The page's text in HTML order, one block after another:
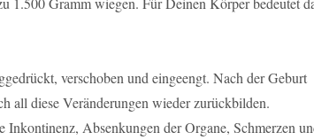
verschoben und eingeengt. Nach der Geburt
all diese Veränderungen wieder zurückbilden.
Inkontinenz, Absenkungen der Organe, Schmerzen